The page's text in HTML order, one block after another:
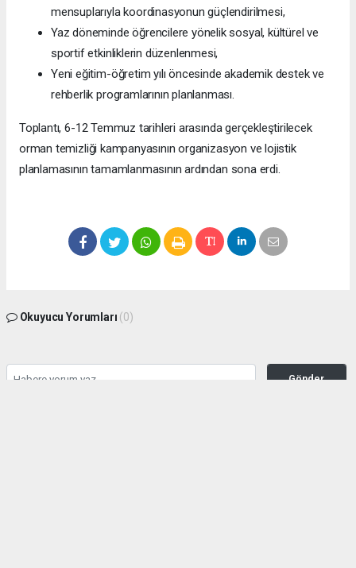
mensuplarıyla koordinasyonun güçlendirilmesi,
Yaz döneminde öğrencilere yönelik sosyal, kültürel ve
sportif etkinliklerin düzenlenmesi,
Yeni eğitim-öğretim yılı öncesinde akademik destek ve
rehberlik programlarının planlanması.
Toplantı, 6-12 Temmuz tarihleri arasında gerçekleştirilecek
orman temizliği kampanyasının organizasyon ve lojistik
planlamasının tamamlanmasının ardından sona erdi.
Okuyucu Yorumları (0)
Gönder